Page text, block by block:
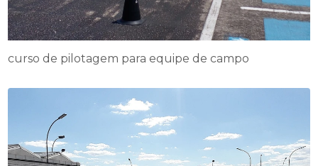
curso de pilotagem para equipe de campo